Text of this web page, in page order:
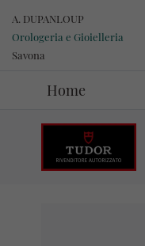
A. DUPANLOUP
Orologeria e Gioielleria
Savona
Home